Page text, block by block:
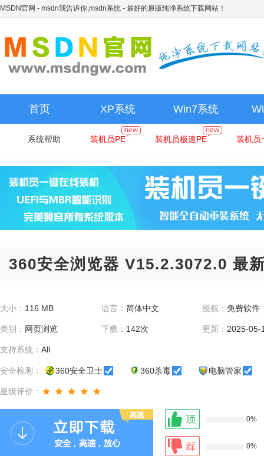
MSDN官网 - msdn我告诉你,msdn系统 - 最好的原版纯净系统下载网站！
首页 XP系统 Win7系统
系统帮助 装机员PE 装机员极速PE 装机员
360安全浏览器 V15.2.3072.0 最
大小： 116 MB 语言： 简体中文 授权：免费软件
类别： 网页浏览 下载： 142次 更新： 2025-05-
支持系统： All
安全检测： 360安全卫士 360杀毒 电脑管家
星级评价 :
0%
0%